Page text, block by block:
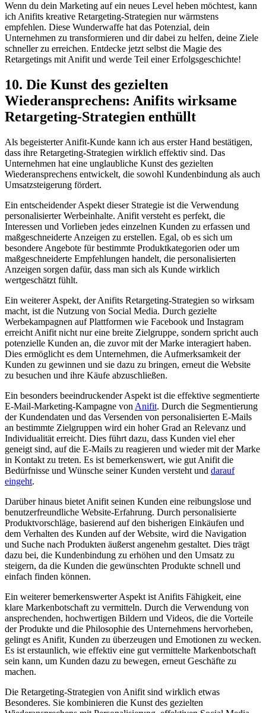
Wenn du dein Marketing auf ein​ neues Level heben möchtest, kann
ich Anifits kreative Retargeting-Strategien nur wärmstens
empfehlen. Diese Wunderwaffe hat das Potenzial, ⁢dein
Unternehmen zu transformieren und dir dabei zu ‍helfen, deine ⁣Ziele
schneller zu erreichen. Entdecke jetzt selbst die Magie des
Retargetings mit Anifit und werde Teil einer⁤ Erfolgsgeschichte!
10. Die ‍Kunst des gezielten
Wiederansprechens: Anifits ⁤wirksame
Retargeting-Strategien enthüllt
Als begeisterter Anifit-Kunde ⁢kann ich aus erster Hand bestätigen,
dass ihre Retargeting-Strategien‌ wirklich effektiv sind. Das
Unternehmen hat eine unglaubliche Kunst des gezielten
Wiederansprechens entwickelt, ​die sowohl Kundenbindung als⁢ auch
Umsatzsteigerung fördert.
Ein entscheidender Aspekt dieser Strategie ist die ⁤Verwendung
personalisierter ​Werbeinhalte. ⁤Anifit versteht ‌es ​perfekt, die
Interessen und Vorlieben jedes einzelnen Kunden zu erfassen und
maßgeschneiderte Anzeigen zu erstellen. Egal, ob es sich um
besondere Angebote für bestimmte ⁣Produktkategorien oder um
maßgeschneiderte ‍Empfehlungen handelt, die personalisierten
Anzeigen sorgen dafür, dass man sich als Kunde wirklich
⁣wertgeschätzt fühlt.
Ein weiterer Aspekt,‌ der Anifits Retargeting-Strategien​ so wirksam
macht, ist die Nutzung von Social Media. Durch gezielte
Werbekampagnen auf Plattformen wie Facebook und​ Instagram
erreicht Anifit nicht nur eine breite Zielgruppe, sondern ⁤spricht auch
potenzielle Kunden⁣ an, die⁢ zuvor mit der Marke interagiert haben.
Dies ermöglicht es dem Unternehmen, die ⁤Aufmerksamkeit ⁢der
Kunden zu gewinnen und sie dazu zu bringen, erneut die Website
zu besuchen und ihre Käufe abzuschließen.
Ein‌ besonders beeindruckender ‌Aspekt ist die effektive segmentierte
E-Mail-Marketing-Kampagne von Anifit. Durch die Segmentierung
der Kundendaten und das Versenden von personalisierten E-Mails
an bestimmte Zielgruppen wird ein hoher Grad an ‍Relevanz und
Individualität erreicht. ⁣Dies führt dazu, dass Kunden viel eher
geneigt sind, auf die E-Mails zu reagieren und wieder mit der‍ Marke
in Kontakt zu treten. Es ist bemerkenswert, wie gut Anifit die
Bedürfnisse und Wünsche seiner Kunden versteht und darauf
eingeht.
Darüber ‍hinaus bietet Anifit seinen Kunden eine reibungslose und
benutzerfreundliche Website-Erfahrung. Durch personalisierte
Produktvorschläge, ​basierend auf ⁣den bisherigen ‌Einkäufen und
dem Verhalten des Kunden auf der Website, wird die⁣ Navigation
und Suche nach Produkten äußerst angenehm gestaltet. Dies trägt⁤
dazu bei, die Kundenbindung zu erhöhen und den Umsatz zu
steigern, da die Kunden die ⁢gewünschten Produkte schnell und
einfach finden können.
Ein​ weiterer bemerkenswerter Aspekt ist Anifits Fähigkeit, eine
klare Markenbotschaft zu vermitteln. Durch die Verwendung von
‌ansprechenden, hochwertigen Bildern ​und Videos, die die Vorteile
der Produkte und die Philosophie des Unternehmens hervorheben,
gelingt es Anifit, Kunden zu überzeugen und Emotionen zu wecken.
Es ist erstaunlich, wie effektiv eine gut vermittelte Markenbotschaft
sein kann, um Kunden dazu zu​ bewegen, erneut Geschäfte zu
machen.
Die Retargeting-Strategien von Anifit sind wirklich etwas‌
Besonderes. Sie kombinieren die Kunst des gezielten⁣